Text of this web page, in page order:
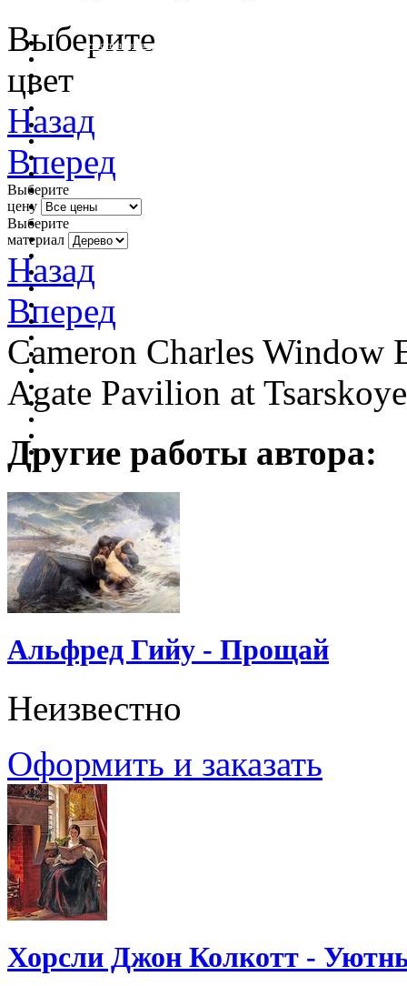
очистить фильтр цвета
Выберите
цвет
Назад
Вперед
Выберите
цену
Выберите
материал
Назад
Вперед
Cameron Charles
Agate Pavilion at
Другие работы автора:
Альфред Гийу - Прощай
Неизвестно
Оформить и заказать
Хорсли Джон Колкотт -